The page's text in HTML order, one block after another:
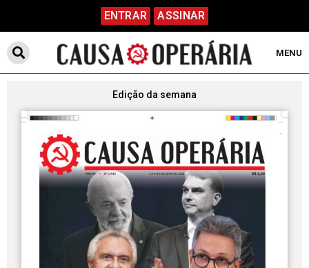
ENTRAR ASSINAR
MENU
Edição da semana